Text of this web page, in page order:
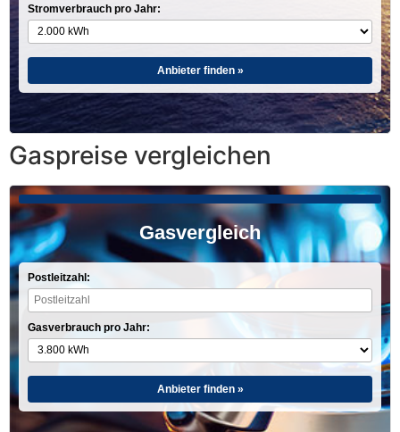
Stromverbrauch pro Jahr:
Anbieter finden »
Gaspreise vergleichen
Gasvergleich
Postleitzahl:
Gasverbrauch pro Jahr:
Anbieter finden »